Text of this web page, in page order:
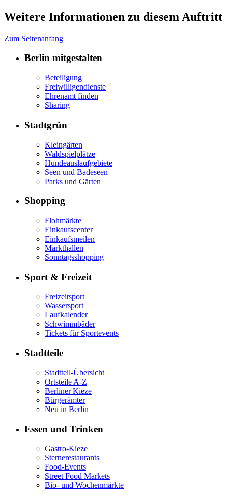
Weitere Informationen zu diesem Auftritt
Zum Seitenanfang
Berlin mitgestalten
Beteiligung
Freiwilligendienste
Ehrenamt finden
Sharing
Stadtgrün
Kleingärten
Waldspielplätze
Hundeauslaufgebiete
Seen und Badeseen
Parks und Gärten
Shopping
Flohmärkte
Einkaufscenter
Einkaufsmeilen
Markthallen
Sonntagsshopping
Sport & Freizeit
Freizeitsport
Wassersport
Laufkalender
Schwimmbäder
Tickets für Sportevents
Stadtteile
Stadtteil-Übersicht
Ortsteile A-Z
Berliner Kieze
Bürgerämter
Neu in Berlin
Essen und Trinken
Gastro-Kieze
Sternerestaurants
Food-Events
Street Food Markets
Bio- und Wochenmärkte